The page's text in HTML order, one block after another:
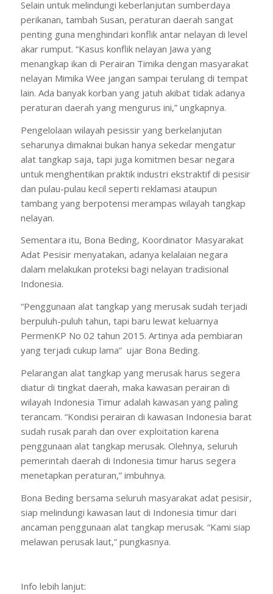
Selain untuk melindungi keberlanjutan sumberdaya
perikanan, tambah Susan, peraturan daerah sangat
penting guna menghindari konflik antar nelayan di level
akar rumput. “Kasus konflik nelayan Jawa yang
menangkap ikan di Perairan Timika dengan masyarakat
nelayan Mimika Wee jangan sampai terulang di tempat
lain. Ada banyak korban yang jatuh akibat tidak adanya
peraturan daerah yang mengurus ini,” ungkapnya.
Pengelolaan wilayah pesissir yang berkelanjutan
seharunya dimaknai bukan hanya sekedar mengatur
alat tangkap saja, tapi juga komitmen besar negara
untuk menghentikan praktik industri ekstraktif di pesisir
dan pulau-pulau kecil seperti reklamasi ataupun
tambang yang berpotensi merampas wilayah tangkap
nelayan.
Sementara itu, Bona Beding, Koordinator Masyarakat
Adat Pesisir menyatakan, adanya kelalaian negara
dalam melakukan proteksi bagi nelayan tradisional
Indonesia.
“Penggunaan alat tangkap yang merusak sudah terjadi
berpuluh-puluh tahun, tapi baru lewat keluarnya
PermenKP No 02 tahun 2015. Artinya ada pembiaran
yang terjadi cukup lama” ujar Bona Beding.
Pelarangan alat tangkap yang merusak harus segera
diatur di tingkat daerah, maka kawasan perairan di
wilayah Indonesia Timur adalah kawasan yang paling
terancam. “Kondisi perairan di kawasan Indonesia barat
sudah rusak parah dan over exploitation karena
penggunaan alat tangkap merusak. Olehnya, seluruh
pemerintah daerah di Indonesia timur harus segera
menetapkan peraturan,” imbuhnya.
Bona Beding bersama seluruh masyarakat adat pesisir,
siap melindungi kawasan laut di Indonesia timur dari
ancaman penggunaan alat tangkap merusak. “Kami siap
melawan perusak laut,” pungkasnya.
Info lebih lanjut: